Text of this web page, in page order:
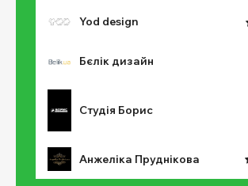
Yod design
Бєлік дизайн
Студія Борис
Анжеліка Пруднікова